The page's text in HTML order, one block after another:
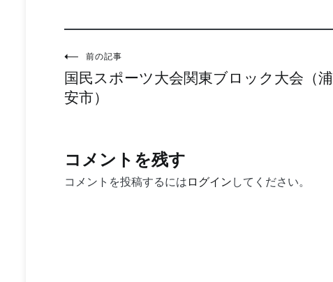
投
稿
ナ
ゲ
ー
前の記事
国民スポーツ大会関東ブロック大会（浦
安市）
コメントを残す
コメントを投稿するには ログイン してください。